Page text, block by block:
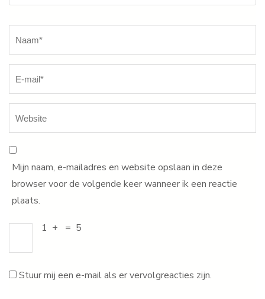
Mijn naam, e-mailadres en website opslaan in deze
browser voor de volgende keer wanneer ik een reactie
plaats.
1 + = 5
Stuur mij een e-mail als er vervolgreacties zijn.